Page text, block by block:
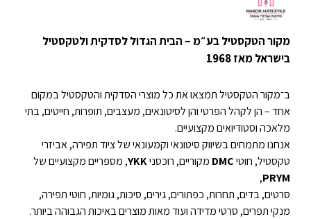
מקור הטקסטיל בע״מ – הבית הגדול לסדקית ולטקסטיל
בישראל מאז 1968
ב־מקור הטקסטיל תמצאו את כל מוצרי הסדקית והטקסטיל במקום
אחד – הן לקהל הפרטי והן לסיטונאים, מעצבים, תופרות, חייטים, בתי
מלאכה וסטודיואים מקצועיים.
אנחנו מתמחים בשיווק סיטונאי וקמעונאי של ציוד תפירה, אביזרי
טקסטיל, חוטיDMC מקוריים, רוכסניYKK, מספריים מקצועיים של
PRYM
,
סרטים, בדים, תחרות, כפתורים, גירים, סיכות, גומיות, חוטי תפירה,
מנקי תפרים, סרטי מדידה ועוד מאות מוצרים באיכות הגבוהה ביותר.